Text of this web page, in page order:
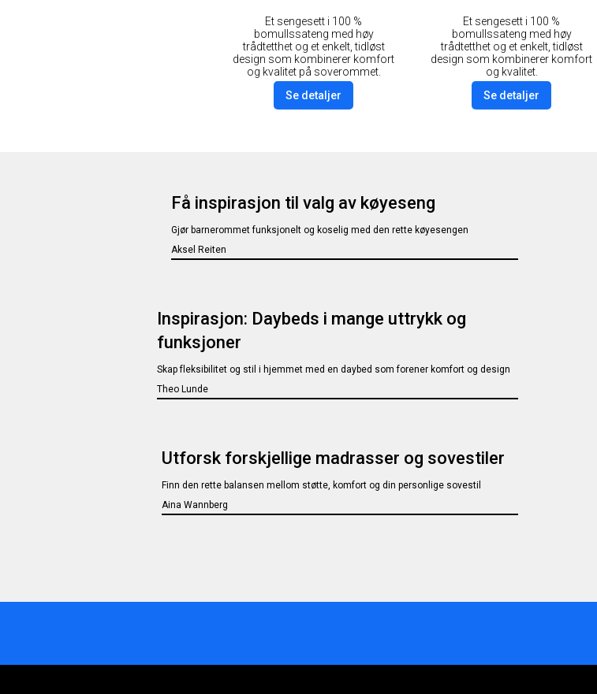
Et sengesett i 100 %
bomullssateng med høy
trådtetthet og et enkelt, tidløst
design som kombinerer komfort
og kvalitet på soverommet.
Se detaljer
Et sengesett i 100 %
bomullssateng med høy
trådtetthet og et enkelt, tidløst
design som kombinerer komfort
og kvalitet.
Se detaljer
Få inspirasjon til valg av køyeseng
Gjør barnerommet funksjonelt og koselig med den rette køyesengen
Aksel Reiten
Inspirasjon: Daybeds i mange uttrykk og
funksjoner
Skap fleksibilitet og stil i hjemmet med en daybed som forener komfort og design
Theo Lunde
Utforsk forskjellige madrasser og sovestiler
Finn den rette balansen mellom støtte, komfort og din personlige sovestil
Aina Wannberg